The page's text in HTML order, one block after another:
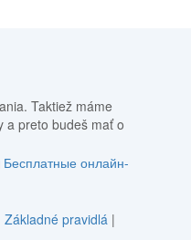
Taktiež máme
a preto budeš mať o
Бесплатные онлайн-
Základné pravidlá|